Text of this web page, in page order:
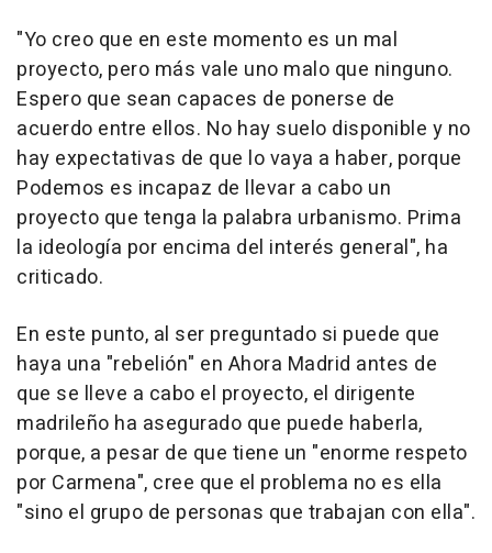
"Yo creo que en este momento es un mal
proyecto, pero más vale uno malo que ninguno.
Espero que sean capaces de ponerse de
acuerdo entre ellos. No hay suelo disponible y no
hay expectativas de que lo vaya a haber, porque
Podemos es incapaz de llevar a cabo un
proyecto que tenga la palabra urbanismo. Prima
la ideología por encima del interés general", ha
criticado.
En este punto, al ser preguntado si puede que
haya una "rebelión" en Ahora Madrid antes de
que se lleve a cabo el proyecto, el dirigente
madrileño ha asegurado que puede haberla,
porque, a pesar de que tiene un "enorme respeto
por Carmena", cree que el problema no es ella
"sino el grupo de personas que trabajan con ella".